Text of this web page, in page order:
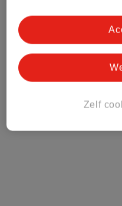
Klantenservice
Over Kruidvat
Zelf